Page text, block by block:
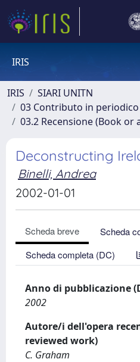
IRIS
IRIS
SIARI UNITN
03 Contributo in
03.2 Recensione (Book or
Deconstructing
Binelli, Andrea
2002-01-01
Scheda breve
Scheda
Scheda completa (DC)
Anno di pubblicazione
2002
Autore/i dell'opera
reviewed work)
C. Graham